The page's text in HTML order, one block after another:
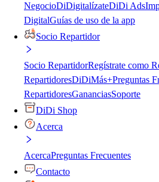
NegocioDiDigitalízateDiDi Ads
DigitalGuías de uso de la app
Socio Repartidor
Socio RepartidorRegístrate como
RepartidoresDiDiMás+Preguntas
RepartidoresGananciasSoporte
DiDi Shop
Acerca
AcercaPreguntas Frecuentes
Contacto